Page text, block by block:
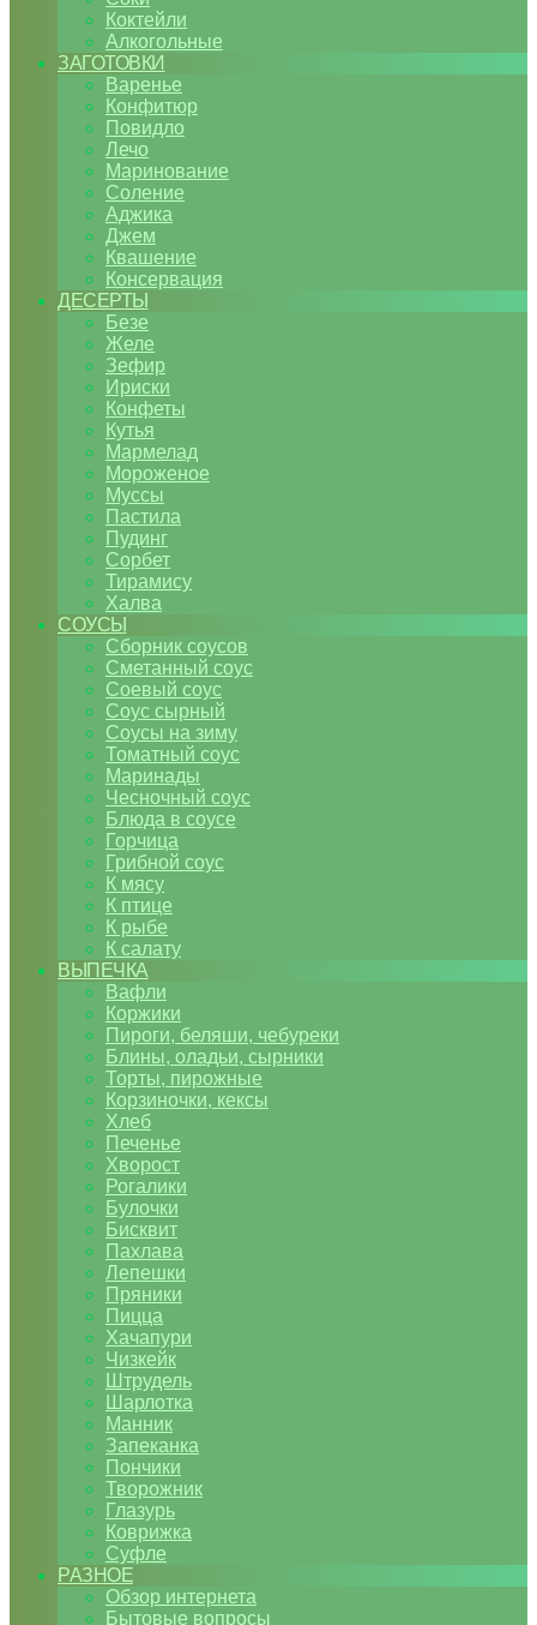
Коктейли
Алкогольные
ЗАГОТОВКИ
Варенье
Конфитюр
Повидло
Лечо
Маринование
Соление
Аджика
Джем
Квашение
Консервация
ДЕСЕРТЫ
Безе
Желе
Зефир
Ириски
Конфеты
Кутья
Мармелад
Мороженое
Муссы
Пастила
Пудинг
Сорбет
Тирамису
Халва
СОУСЫ
Сборник соусов
Сметанный соус
Соевый соус
Соус сырный
Соусы на зиму
Томатный соус
Маринады
Чесночный соус
Блюда в соусе
Горчица
Грибной соус
К мясу
К птице
К рыбе
К салату
ВЫПЕЧКА
Вафли
Коржики
Пироги, беляши, чебуреки
Блины, оладьи, сырники
Торты, пирожные
Корзиночки, кексы
Хлеб
Печенье
Хворост
Рогалики
Булочки
Бисквит
Пахлава
Лепешки
Пряники
Пицца
Хачапури
Чизкейк
Штрудель
Шарлотка
Манник
Запеканка
Пончики
Творожник
Глазурь
Коврижка
Суфле
РАЗНОЕ
Обзор интернета
Бытовые вопросы